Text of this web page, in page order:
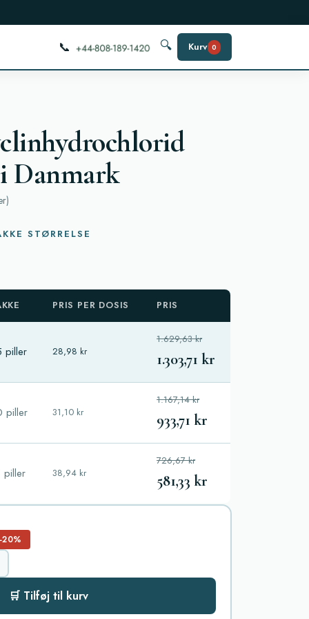
📞 🔍 Kurv 0
Danmark
)
STØRRELSE
PRIS PER DOSIS PRIS
piller 28,98 kr
1.629,63 kr
1.303,71 kr
piller 31,10 kr
1.167,14 kr
933,71 kr
piller 38,94 kr
726,67 kr
581,33 kr
🛒 Tilføj til kurv